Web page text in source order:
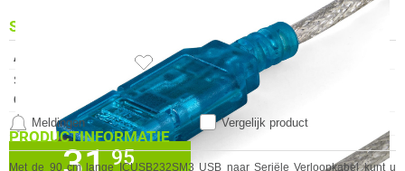
95 30 dagen bedenktermijn!
Vergelijk product
Meldingen
SPECIFICATIES
AANSLUITINGEN ACHTERZIJDE
Eigenschap
Seriële poort 1 x
CERTIFICATEN
Eigenschap Waarde
Certificaten van naleving
RoHS
Certificering
DESIGN
PRODUCTINFORMATIE
Met de 90 cm lange ICUSB232SM3 USB naar Seriële Verloopkabel kunt u